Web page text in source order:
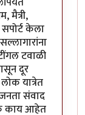
मैत्री,
सपोर्ट केला
टवाळी
दूर
लोक यात्रेत
संवाद
काय आहेत